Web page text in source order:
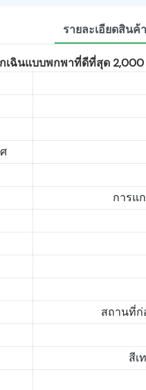
รายละเอียดสินค้า
เฉินแบบพกพาที่ดีที่สุด 2,000
การแ
สถานที่ก่
สีเ